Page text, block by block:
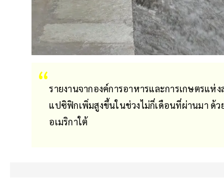
รายงานจากองค์การอาหารและการเกษตรแ
แปซิฟิกเพิ่มสูงขึ้นในช่วงไม่กี่เดือนที่ผ่านมา ด้ว
อเมริกาใต้